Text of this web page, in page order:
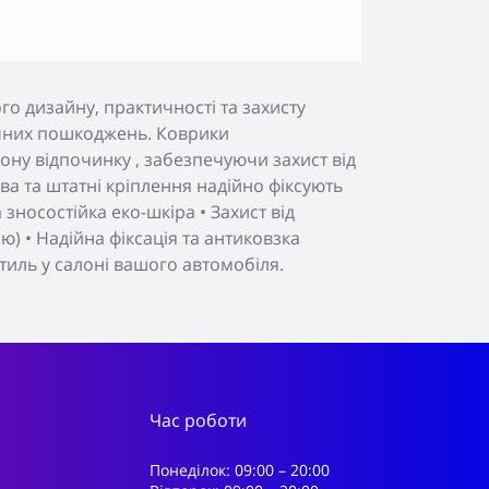
дизайну, практичності та захисту
пошкоджень. Коврики
відпочинку , забезпечуючи захист від
штатні кріплення надійно фіксують
еко-шкіра • Захист від
Надійна фіксація та антиковзка
у салоні вашого автомобіля.
Час роботи
Понеділок: 09:00 – 20:00